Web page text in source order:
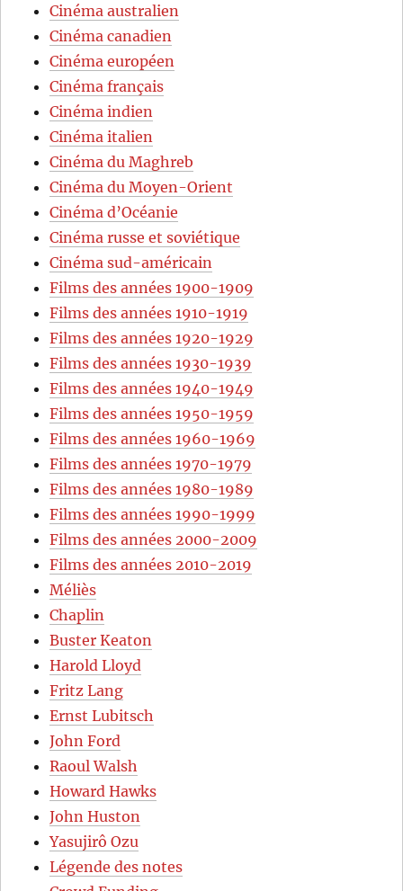
Cinéma australien
Cinéma canadien
Cinéma européen
Cinéma français
Cinéma indien
Cinéma italien
Cinéma du Maghreb
Cinéma du Moyen-Orient
Cinéma d’Océanie
Cinéma russe et soviétique
Cinéma sud-américain
Films des années 1900-1909
Films des années 1910-1919
Films des années 1920-1929
Films des années 1930-1939
Films des années 1940-1949
Films des années 1950-1959
Films des années 1960-1969
Films des années 1970-1979
Films des années 1980-1989
Films des années 1990-1999
Films des années 2000-2009
Films des années 2010-2019
Méliès
Chaplin
Buster Keaton
Harold Lloyd
Fritz Lang
Ernst Lubitsch
John Ford
Raoul Walsh
Howard Hawks
John Huston
Yasujirô Ozu
Légende des notes